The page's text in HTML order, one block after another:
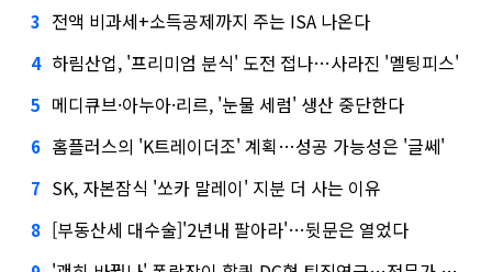
3 전액 비과세+소득공제까지 주는 ISA 나온다
4 하림산업, '프리미엄 분식' 도전 접나…사라진 '멜팅피스'
5 메디큐브·아누아·리르, '눈물 세럼' 생산 중단한다
6 홈플러스의 'K트레이더조' 계획…성공 가능성은 '글쎄'
7 SK, 자본잠식 '쏘카 말레이' 지분 더 사는 이유
8 [부동산세 대수술]'2년내 팔아라'…뒷문은 열었다